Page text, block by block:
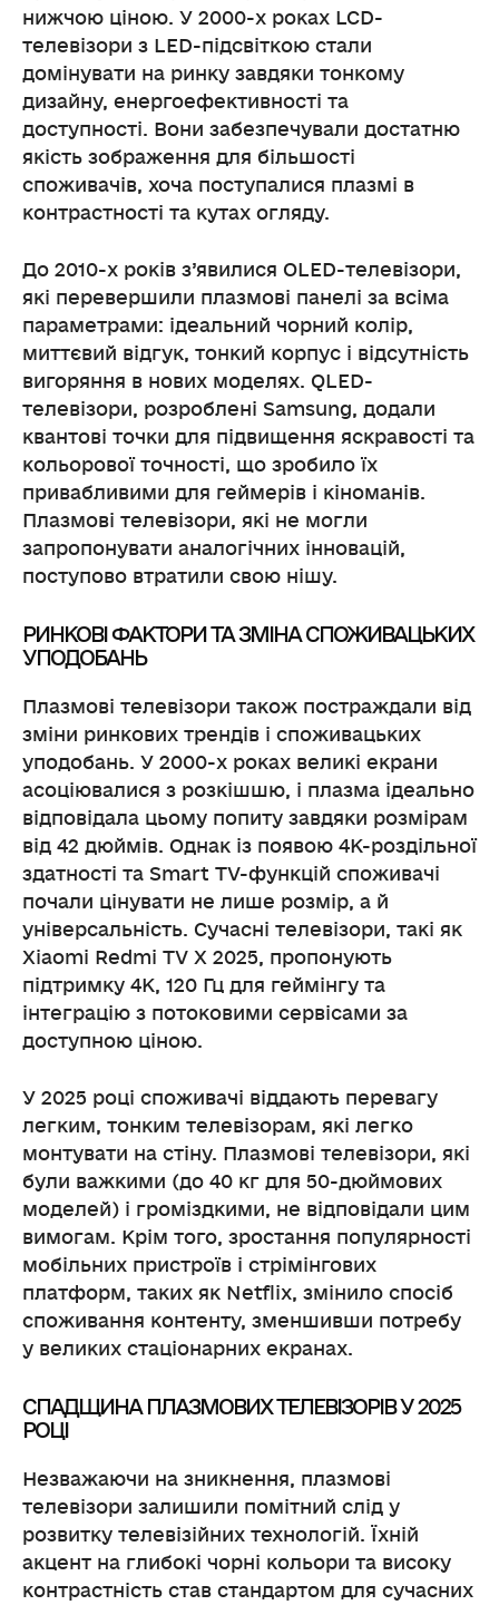
нижчою ціною. У 2000-х роках LCD-
телевізори з LED-підсвіткою стали
домінувати на ринку завдяки тонкому
дизайну, енергоефективності та
доступності. Вони забезпечували достатню
якість зображення для більшості
споживачів, хоча поступалися плазмі в
контрастності та кутах огляду.
До 2010-х років з’явилися OLED-телевізори,
які перевершили плазмові панелі за всіма
параметрами: ідеальний чорний колір,
миттєвий відгук, тонкий корпус і відсутність
вигоряння в нових моделях. QLED-
телевізори, розроблені Samsung, додали
квантові точки для підвищення яскравості та
кольорової точності, що зробило їх
привабливими для геймерів і кіноманів.
Плазмові телевізори, які не могли
запропонувати аналогічних інновацій,
поступово втратили свою нішу.
РИНКОВІ ФАКТОРИ ТА ЗМІНА СПОЖИВАЦЬКИХ
УПОДОБАНЬ
Плазмові телевізори також постраждали від
зміни ринкових трендів і споживацьких
уподобань. У 2000-х роках великі екрани
асоціювалися з розкішшю, і плазма ідеально
відповідала цьому попиту завдяки розмірам
від 42 дюймів. Однак із появою 4K-роздільної
здатності та Smart TV-функцій споживачі
почали цінувати не лише розмір, а й
універсальність. Сучасні телевізори, такі як
Xiaomi Redmi TV X 2025, пропонують
підтримку 4K, 120 Гц для геймінгу та
інтеграцію з потоковими сервісами за
доступною ціною.
У 2025 році споживачі віддають перевагу
легким, тонким телевізорам, які легко
монтувати на стіну. Плазмові телевізори, які
були важкими (до 40 кг для 50-дюймових
моделей) і громіздкими, не відповідали цим
вимогам. Крім того, зростання популярності
мобільних пристроїв і стрімінгових
платформ, таких як Netflix, змінило спосіб
споживання контенту, зменшивши потребу
у великих стаціонарних екранах.
СПАДЩИНА ПЛАЗМОВИХ ТЕЛЕВІЗОРІВ У 2025
РОЦІ
Незважаючи на зникнення, плазмові
телевізори залишили помітний слід у
розвитку телевізійних технологій. Їхній
акцент на глибокі чорні кольори та високу
контрастність став стандартом для сучасних